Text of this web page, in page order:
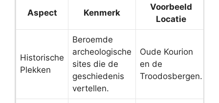
Aspect Kenmerk
Voorbeeld
Locatie
Historische
Plekken
Beroemde
archeologische
sites die de
geschiedenis
vertellen.
Oude Kourion
en de
Troodosbergen.